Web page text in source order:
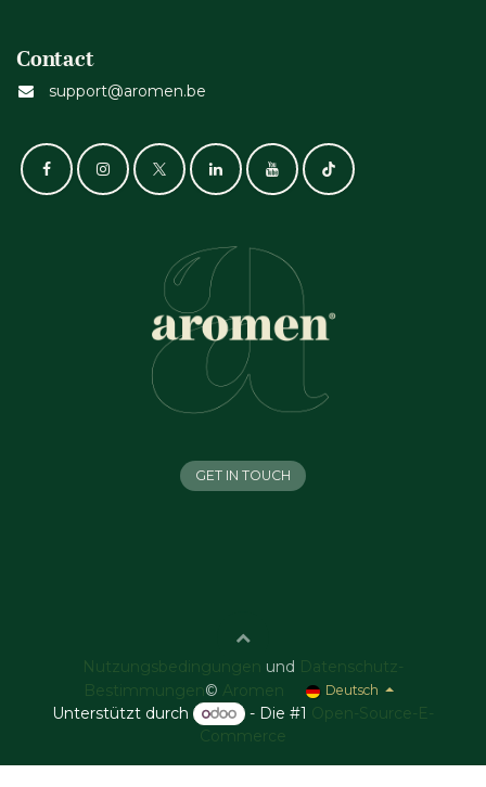
Contact
support@aromen.be
GET IN TOUCH
Nutzungsbedingungen und Datenschutz-
Bestimmungen © Aromen Deutsch
Unterstützt durch - Die #1 Open-Source-E-
Commerce